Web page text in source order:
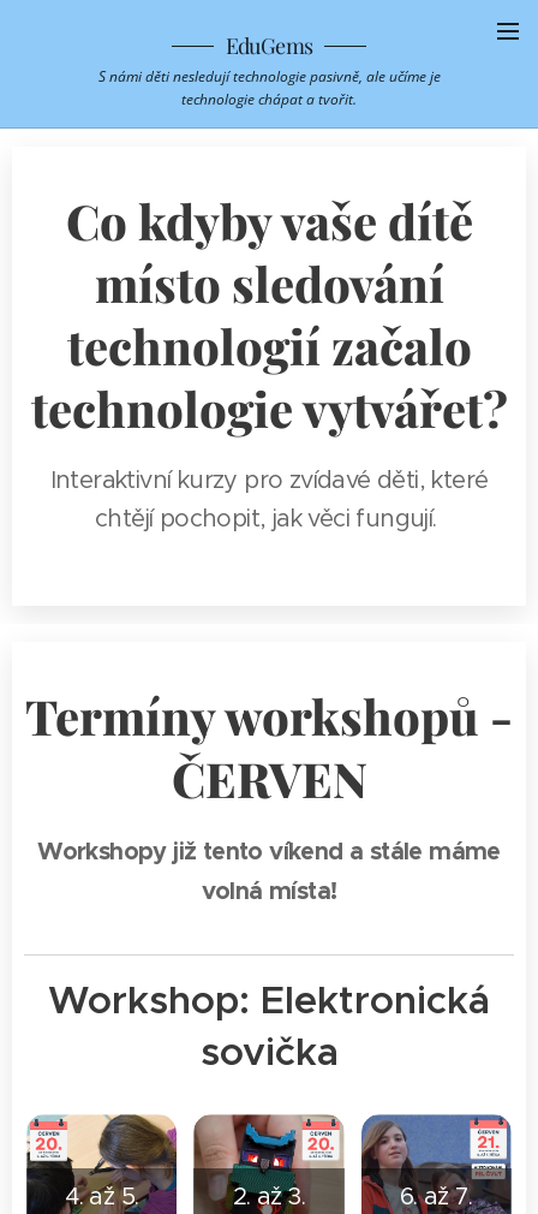
EduGems
S námi děti nesledují technologie pasivně, ale učíme je
technologie chápat a tvořit.
Co kdyby vaše dítě
místo sledování
technologií začalo
technologie vytvářet?
Interaktivní kurzy pro zvídavé děti, které
chtějí pochopit, jak věci fungují.
Termíny workshopů -
ČERVEN
Workshopy již tento víkend a stále máme
volná místa!
Workshop: Elektronická
sovička
4. až 5.
2. až 3.
6. až 7.